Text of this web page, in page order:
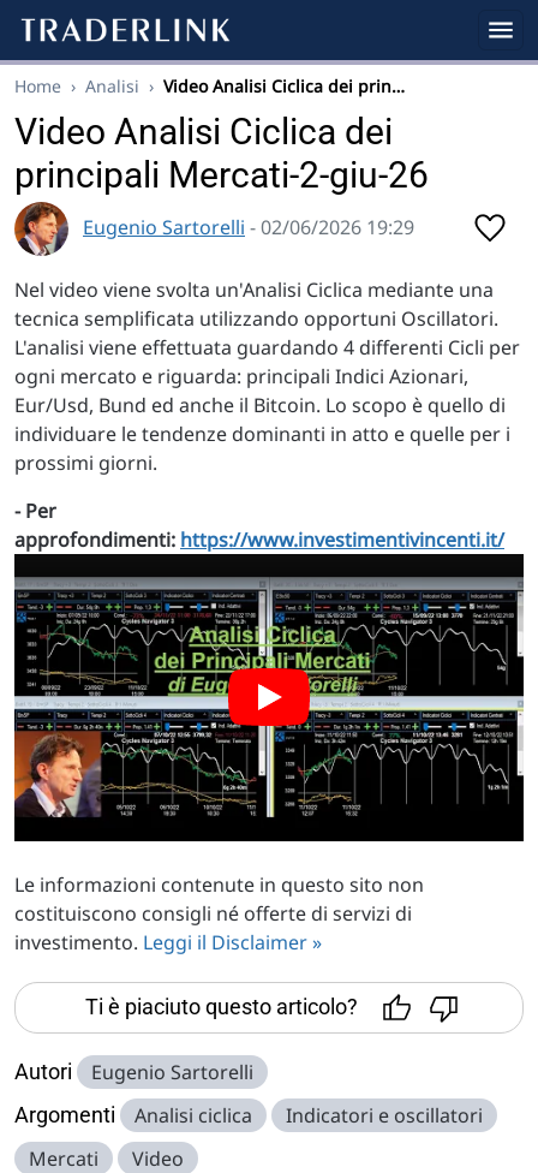
Home › Analisi › Video Analisi Ciclica dei prin…
Video Analisi Ciclica dei
principali Mercati-2-giu-26
Eugenio Sartorelli - 02/06/2026 19:29
Nel video viene svolta un'Analisi Ciclica mediante una
tecnica semplificata utilizzando opportuni Oscillatori.
L'analisi viene effettuata guardando 4 differenti Cicli per
ogni mercato e riguarda: principali Indici Azionari,
Eur/Usd, Bund ed anche il Bitcoin. Lo scopo è quello di
individuare le tendenze dominanti in atto e quelle per i
prossimi giorni.
- Per
approfondimenti: https://www.investimentivincenti.it/
Le informazioni contenute in questo sito non
costituiscono consigli né offerte di servizi di
investimento. Leggi il Disclaimer »
Ti è piaciuto questo articolo?
Autori Eugenio Sartorelli
Argomenti Analisi ciclica
Indicatori e oscillatori
Mercati
Video